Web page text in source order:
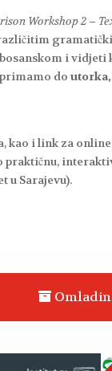
Workshop 2 –
i vidjeti
primamo doutorka,
kao i link za
praktičnu,
u Sarajevu).